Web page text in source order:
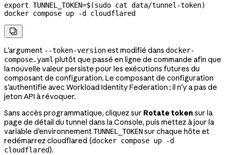
export TUNNEL_TOKEN=$(sudo cat data/tunnel-token)
docker compose up -d cloudflared

L'argument --token-versionest modifié dans docker-
compose.yaml plutôt que passé en ligne de commande afin que
la nouvelle valeur persiste pour les exécutions futures du
composant de configuration. Le composant de configuration
s'authentifie avec Workload Identity Federation ; il n'y a pas de
jeton API à révoquer.
Sans accès programmatique, cliquez sur Rotate token sur la
page de détail du tunnel dans la Console, puis mettez à jour la
variable d'environnementTUNNEL_TOKENsur chaque hôte et
redémarrez cloudflared (docker compose up -d
cloudflared).